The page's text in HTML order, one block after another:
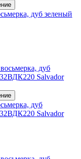
дуб зеленый
дуб
Salvador